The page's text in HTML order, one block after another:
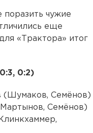
поразить чужие
еще
«Трактора» итог
0:2)
(Шумаков, Семёнов)
Семёнов)